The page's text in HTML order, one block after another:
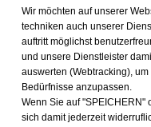
Markt- und
Bonitätsprüfungen
Vertragsprüfungen
Kommunikation mit
Wir möchten auf unserer
techniken auch unserer
auftritt möglichst
und unsere Dienstleister
auswerten (Webtracking),
Bedürfnisse anzupassen.
Wenn Sie auf "SPEICHERN"
sich damit jederzeit